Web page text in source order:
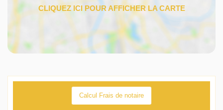
Calcul Frais de notaire